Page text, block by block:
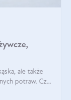
ale także
potraw. Czy